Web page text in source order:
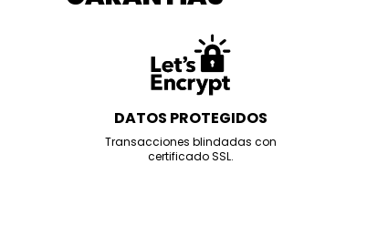
DATOS PROTEGIDOS
Transacciones blindadas con
certificado SSL.